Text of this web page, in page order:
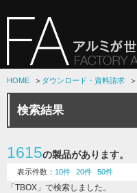
HOME ダウンロード・資料請求
検索結果
1615の製品があります。
表示件数： 10件 20件 50件
「TBOX」で検索しました。